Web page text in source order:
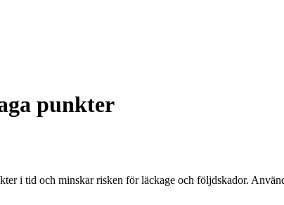
punkter
i tid och minskar risken för läckage och följdskador.